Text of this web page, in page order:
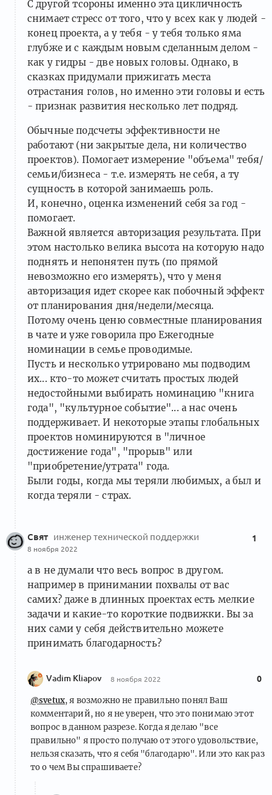
С другой тсороны именно эта цикличность
снимает стресс от того, что у всех как у людей -
конец проекта, а у тебя - у тебя только яма
глубже и с каждым новым сделанным делом -
как у гидры - две новых головы. Однако, в
сказках придумали прижигать места
отрастания голов, но именно эти головы и есть
- признак развития несколько лет подряд.
Обычные подсчеты эффективности не
работают (ни закрытые дела, ни количество
проектов). Помогает измерение "объема" тебя/
семьи/бизнеса - т.е. измерять не себя, а ту
сущность в которой занимаешь роль.
И, конечно, оценка изменений себя за год -
помогает.
Важной является авторизация результата. При
этом настолько велика высота на которую надо
поднять и непонятен путь (по прямой
невозможно его измерять), что у меня
авторизация идет скорее как побочный эффект
от планирования дня/недели/месяца.
Потому очень ценю совместные планирования
в чате и уже говорила про Ежегодные
номинации в семье проводимые.
Пусть и несколько утрировано мы подводим
их... кто-то может считать простых людей
недостойными выбирать номинацию "книга
года", "культурное событие"... а нас очень
поддерживает. И некоторые этапы глобальных
проектов номинируются в "личное
достижение года", "прорыв" или
"приобретение/утрата" года.
Были годы, когда мы теряли любимых, а был и
когда теряли - страх.
Свят инженер технической поддержки
8 ноября 2022
1
а в не думали что весь вопрос в другом.
например в принимании похвалы от вас
самих? даже в длинных проектах есть мелкие
задачи и какие-то короткие подвижки. Вы за
них сами у себя действительно можете
принимать благодарность?
Vadim Kliapov 8 ноября 2022 0
@svetux, я возможно не правильно понял Ваш
комментарий, но я не уверен, что это понимаю этот
вопрос в данном разрезе. Когда я делаю "все
правильно" я просто получаю от этого удовольствие,
нельзя сказать, что я себя "благодарю". Или это как раз
то о чем Вы спрашиваете?